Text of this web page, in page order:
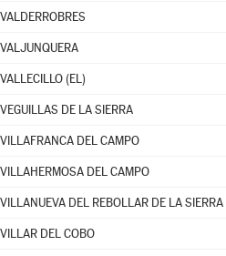
VALDERROBRES
VALJUNQUERA
VALLECILLO (EL)
VEGUILLAS DE LA SIERRA
VILLAFRANCA DEL CAMPO
VILLAHERMOSA DEL CAMPO
VILLANUEVA DEL REBOLLAR DE LA SIERRA
VILLAR DEL COBO